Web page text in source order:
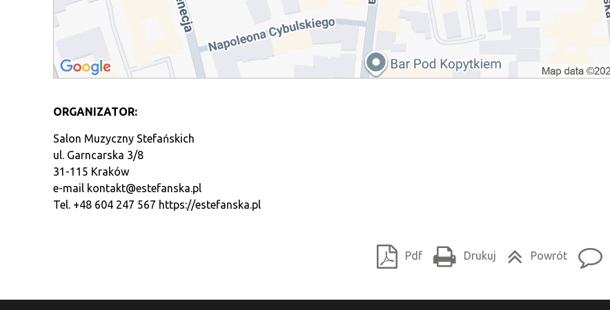
ORGANIZATOR:
Salon Muzyczny Stefańskich
ul. Garncarska 3/8
31-115 Kraków
e-mail kontakt@estefanska.pl
Tel. +48 604 247 567 https://estefanska.pl
Pdf Drukuj Powrót